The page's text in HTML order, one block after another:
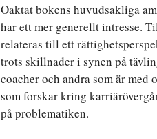
Oaktat bokens huvudsakliga
har ett mer generellt intresse.
relateras till ett
trots skillnader i synen på
coacher och andra som är
som forskar kring
på problematiken.